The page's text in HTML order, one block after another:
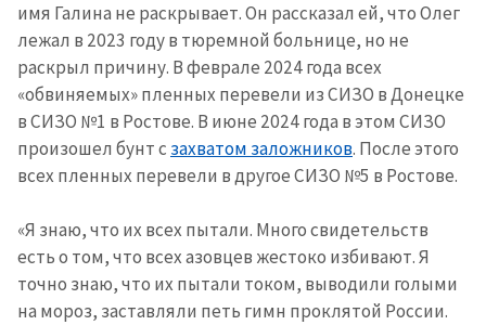
имя Галина не раскрывает. Он рассказал ей, что Олег
лежал в 2023 году в тюремной больнице, но не
раскрыл причину. В феврале 2024 года всех
«обвиняемых» пленных перевели из СИЗО в Донецке
в СИЗО №1 в Ростове. В июне 2024 года в этом СИЗО
произошел бунт с захватом заложников. После этого
всех пленных перевели в другое СИЗО №5 в Ростове.
«Я знаю, что их всех пытали. Много свидетельств
есть о том, что всех азовцев жестоко избивают. Я
точно знаю, что их пытали током, выводили голыми
на мороз, заставляли петь гимн проклятой России.